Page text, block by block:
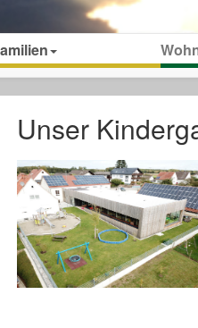
Unser